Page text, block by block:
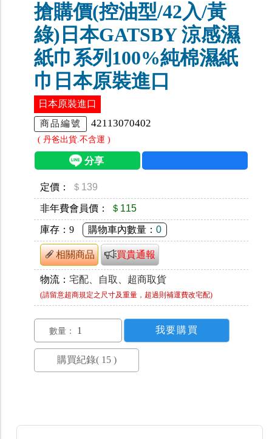
搶購價(控油型/42入/黃
綠)日本GATSBY 涼感濕
紙巾系列100%純棉濕紙
巾日本原裝進口
日本原裝進口
商品編號 42113070402
( 丹爸出貨.不含運 )
定價： ＄139
非年費會員價： ＄115
庫存： 9 購物車內數量： 0
相關商品 買貴通報
物流： 宅配、自取、超商取貨
(請留意超商規定之尺寸及重量，超過則補運費改宅配)
數量：